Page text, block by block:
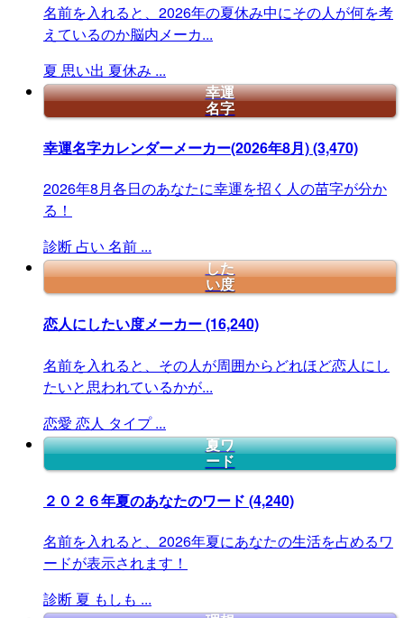
名前を入れると、2026年の夏休み中にその人が何を考
えているのか脳内メーカ...
夏 思い出 夏休み ...
幸運
名字
幸運名字カレンダーメーカー(2026年8月)(3,470)
2026年8月各日のあなたに幸運を招く人の苗字が分か
る！
診断 占い 名前 ...
した
い度
恋人にしたい度メーカー(16,240)
名前を入れると、その人が周囲からどれほど恋人にし
たいと思われているかが...
恋愛 恋人 タイプ ...
夏ワ
ード
２０２６年夏のあなたのワード (4,240)
名前を入れると、2026年夏にあなたの生活を占めるワ
ードが表示されます！
診断 夏 もしも ...